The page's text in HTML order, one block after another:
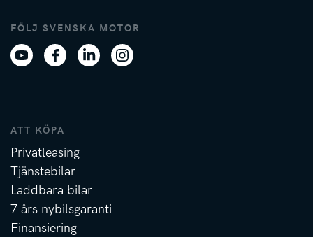
FÖLJ SVENSKA MOTOR
ATT KÖPA
Privatleasing
Tjänstebilar
Laddbara bilar
7 års nybilsgaranti
Finansiering